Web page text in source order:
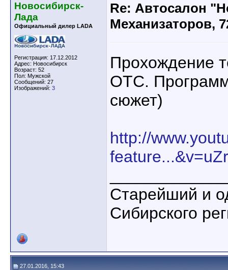
Новосибирск-
Лада
Официальный дилер LADA
Регистрация: 17.12.2012
Адрес: Новосибирск
Возраст: 52
Пол: Мужской
Сообщений: 27
Изображений: 3
Re: Автосалон
Механизаторов,
Прохождение
ОТС.
сюжет)
http://
Старейший и
Сибирского
27.01.2016, 15:43